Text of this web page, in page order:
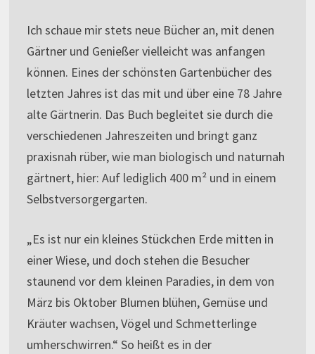
Ich schaue mir stets neue Bücher an, mit denen
Gärtner und Genießer vielleicht was anfangen
können. Eines der schönsten Gartenbücher des
letzten Jahres ist das mit und über eine 78 Jahre
alte Gärtnerin. Das Buch begleitet sie durch die
verschiedenen Jahreszeiten und bringt ganz
praxisnah rüber, wie man biologisch und naturnah
gärtnert, hier: Auf lediglich 400 m² und in einem
Selbstversorgergarten.
„Es ist nur ein kleines Stückchen Erde mitten in
einer Wiese, und doch stehen die Besucher
staunend vor dem kleinen Paradies, in dem von
März bis Oktober Blumen blühen, Gemüse und
Kräuter wachsen, Vögel und Schmetterlinge
umherschwirren.“ So heißt es in der